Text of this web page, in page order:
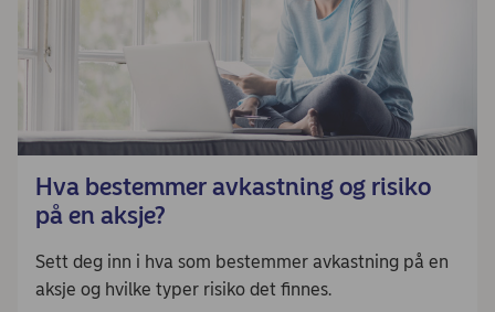
Hva bestemmer avkastning og risiko
på en aksje?
Sett deg inn i hva som bestemmer avkastning på en
aksje og hvilke typer risiko det finnes.